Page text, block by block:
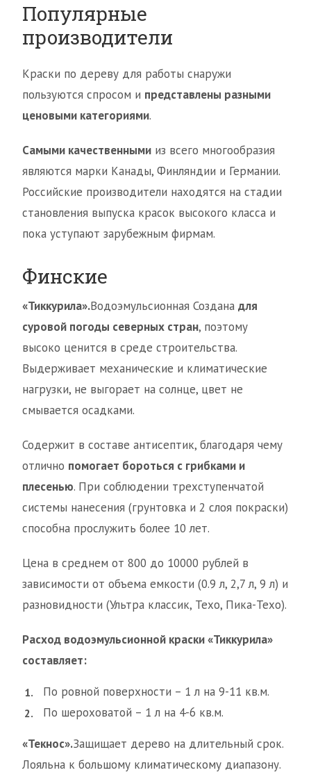
Популярные
производители
Краски по дереву для работы снаружи
пользуются спросом и представлены разными
ценовыми категориями.
Самыми качественными из всего многообразия
являются марки Канады, Финляндии и Германии.
Российские производители находятся на стадии
становления выпуска красок высокого класса и
пока уступают зарубежным фирмам.
Финские
«Тиккурила».Водоэмульсионная Создана для
суровой погоды северных стран, поэтому
высоко ценится в среде строительства.
Выдерживает механические и климатические
нагрузки, не выгорает на солнце, цвет не
смывается осадками.
Содержит в составе антисептик, благодаря чему
отлично помогает бороться с грибками и
плесенью. При соблюдении трехступенчатой
системы нанесения (грунтовка и 2 слоя покраски)
способна прослужить более 10 лет.
Цена в среднем от 800 до 10000 рублей в
зависимости от объема емкости (0.9 л, 2,7 л, 9 л) и
разновидности (Ультра классик, Техо, Пика-Техо).
Расход водоэмульсионной краски «Тиккурила»
составляет:
По ровной поверхности – 1 л на 9-11 кв.м.
По шероховатой – 1 л на 4-6 кв.м.
«Текнос».Защищает дерево на длительный срок.
Лояльна к большому климатическому диапазону.